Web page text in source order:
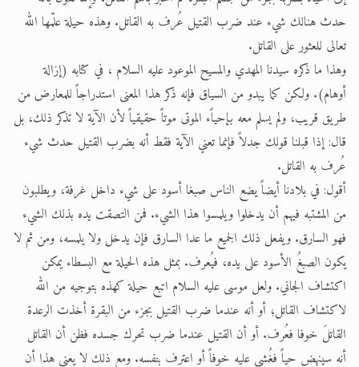
حدث هنالك شيء عند ضرب القتيل عُرف به القاتل. وهذه حيلة علّمها الله
تعالى للعثور على القاتل.
وهذا ما ذكره سيدنا المهدي والمسيح الموعود عليه السلام ، في كتابه (إزالة
أوهام). ولكن كما يبدو من السياق فإنه ذكر هذا المعنى استدراجاً للمعارض من
طريق قريب، ولم يسلم معه بإحياًء الموتى موتاً حقيقياً لأن الآية لا تذكر ذلك، بل
قال: إذا قبلنا قولك جدلاً فإنما تعني الآية فقط أنه بضرب القتيل حدث شيء
عُرف به القاتل.
أقول: في بلادنا أيضاً يضع الناس صبغا أسود على شيء داخل غرفة، ويطلبون
من المشتبه فيهم أن يدخلوا ويلمسوا هذا الشيء. فمن التصقت يده بذلك الشيء
فهو السارق. ويفعل ذلك الجميع ما عدا السارق فإن يدخل ولا يلمسه، ومن ثم لا
يكون الصبغُ الأسود على يده، فيُعرف. بمثل هذه الحيلة مع البسطاء يمكن
اكتشاف الجاني. ولعل موسى عليه السلام اتبع حيلة كهذه بتوجيه من الله
لاكتشاف القاتل؛ أو أنه عندما ضرب القتيل بجزء من البقرة أخذت الرعدة
القاتلَ خوفا فعُرف. أو أن القتيل عندما ضرب تحرك جسده فظن أن القاتل
أنه سينهض حياً فغُشي عليه خوفاً أو اعترف بنفسه. ومع ذلك لا يعني هذا أن